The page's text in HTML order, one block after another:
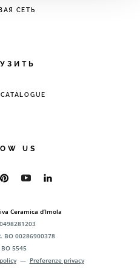
СЕТЬ
US
Ceramica d’Imola
BO 00286900378
BO 5545
— Preferenze privacy